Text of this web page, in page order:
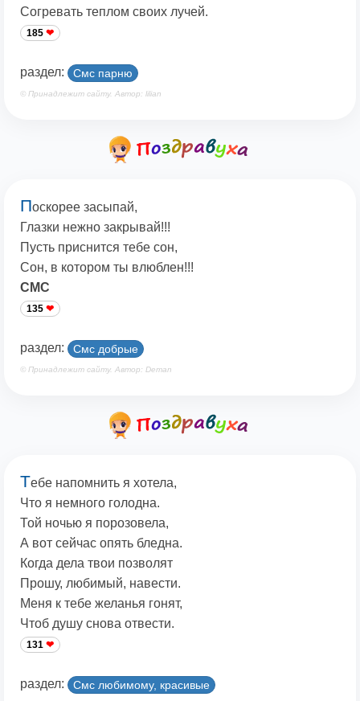
Согревать теплом своих лучей.
185
раздел: Смс парню
© Принадлежит сайту. Автор: lilian
Поскорее засыпай,
Глазки нежно закрывай!!!
Пусть приснится тебе сон,
Сон, в котором ты влюблен!!!
СМС
135
раздел: Смс добрые
© Принадлежит сайту. Автор: Deman
Тебе напомнить я хотела,
Что я немного голодна.
Той ночью я порозовела,
А вот сейчас опять бледна.
Когда дела твои позволят
Прошу, любимый, навести.
Меня к тебе желанья гонят,
Чтоб душу снова отвести.
131
раздел: Смс любимому, красивые